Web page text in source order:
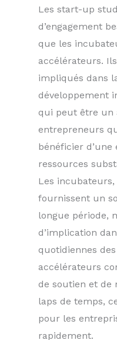
Les start-up
d’engagement
que les
accélérateurs.
impliqués dans
développement
qui peut être un
entrepreneurs
bénéficier d’une
ressources
Les incubateurs,
fournissent un
longue période,
d’implication
quotidiennes
accélérateurs
de soutien et
laps de temps,
pour les
rapidement.